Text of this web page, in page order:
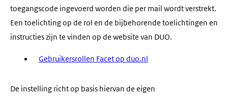
toegangscode ingevoerd worden die per mail wordt verstrekt.
Een toelichting op de rol en de bijbehorende toelichtingen en
instructies zijn te vinden op de website van DUO.
Gebruikersrollen Facet op duo.nl
De instelling richt op basis hiervan de eigen